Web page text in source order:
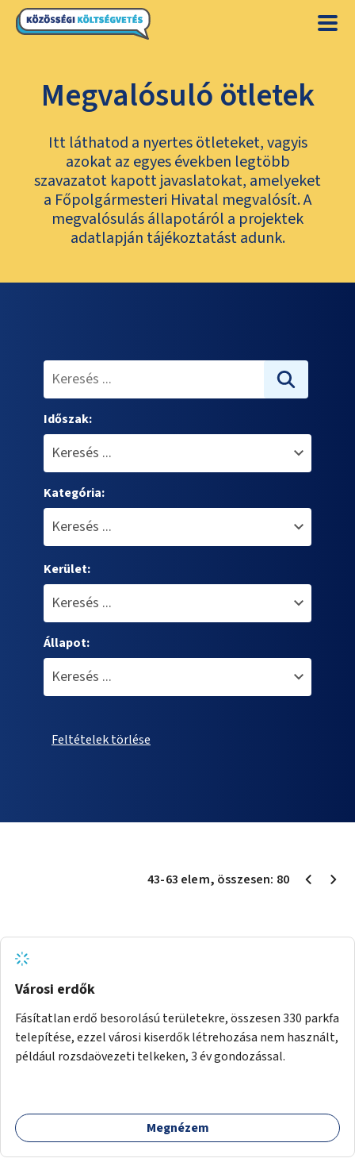
Megvalósuló ötletek
Itt láthatod a nyertes ötleteket, vagyis
azokat az egyes években legtöbb
szavazatot kapott javaslatokat, amelyeket
a Főpolgármesteri Hivatal megvalósít. A
megvalósulás állapotáról a projektek
adatlapján tájékoztatást adunk.
Időszak:
Kategória:
Kerület:
Állapot:
Feltételek törlése
43-63 elem, összesen: 80
Városi erdők
Fásítatlan erdő besorolású területekre, összesen 330 parkfa
telepítése, ezzel városi kiserdők létrehozása nem használt,
például rozsdaövezeti telkeken, 3 év gondozással.
Megnézem